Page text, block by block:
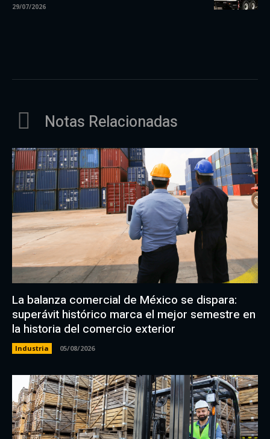
29/07/2026
Notas Relacionadas
La balanza comercial de México se dispara:
superávit histórico marca el mejor semestre en
la historia del comercio exterior
Industria 05/08/2026